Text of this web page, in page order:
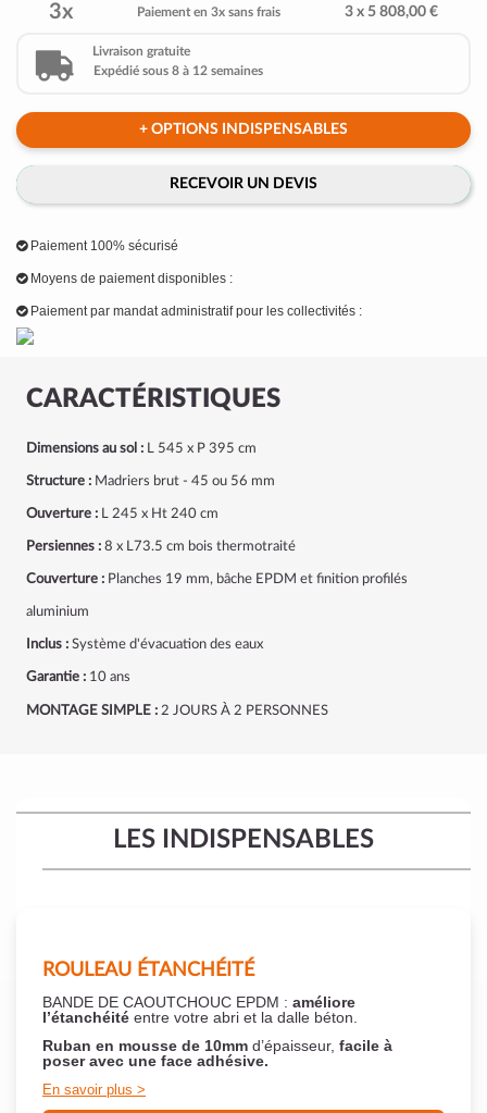
CARACTÉRISTIQUES
Dimensions au sol : L 545 x P 395 cm
Structure : Madriers brut - 45 ou 56 mm
Ouverture : L 245 x Ht 240 cm
Persiennes : 8 x L73.5 cm bois thermotraité
Couverture : Planches 19 mm, bâche EPDM et finition profilés
aluminium
Inclus : Système d'évacuation des eaux
Garantie : 10 ans
MONTAGE SIMPLE : 2 JOURS À 2 PERSONNES
3x Paiement en 3x sans frais 3 x 5 808,00 €
Livraison gratuite
Expédié sous 8 à 12 semaines
+ OPTIONS INDISPENSABLES
RECEVOIR UN DEVIS
Paiement 100% sécurisé
Moyens de paiement disponibles :
Paiement par mandat administratif pour les collectivités :
LES INDISPENSABLES
ROULEAU ÉTANCHÉITÉ
BANDE DE CAOUTCHOUC EPDM : améliore
l’étanchéité entre votre abri et la dalle béton.
Ruban en mousse de 10mm d’épaisseur, facile à
poser avec une face adhésive.
En savoir plus